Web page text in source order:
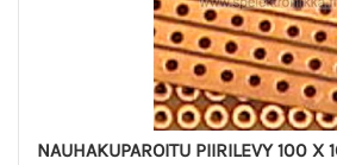
NAUHAKUPAROITU PIIRILEVY 100 X